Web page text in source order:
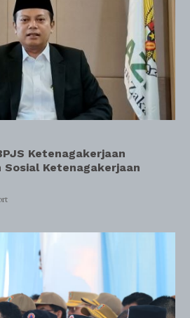
Ketenagakerjaan
Sosial Ketenagakerjaan